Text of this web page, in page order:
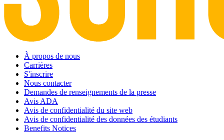
À propos de nous
Carrières
S'inscrire
Nous contacter
Demandes de renseignements de la presse
Avis ADA
Avis de confidentialité du site web
Avis de confidentialité des données des étudiants
Benefits Notices